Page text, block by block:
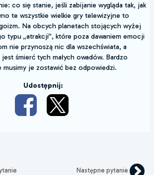
co się stanie, jeśli zabijanie wygląda tak, jak
te wszystkie wielkie gry telewizyjne to
Na obcych planetach stojących wyżej
typu „atrakcji”, które poza dawaniem emocji
nie przynoszą nic dla wszechświata, a
śmierć tych małych owadów. Bardzo
musimy je zostawić bez odpowiedzi.
Udostępnij:
Następne pytanie